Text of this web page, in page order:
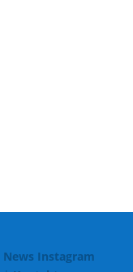
News Instagram